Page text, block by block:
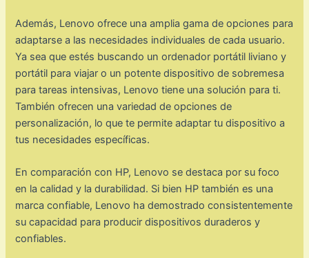
Además, Lenovo ofrece una amplia gama de opciones para
adaptarse a las necesidades individuales de cada usuario.
Ya sea que estés buscando un ordenador portátil liviano y
portátil para viajar o un potente dispositivo de sobremesa
para tareas intensivas, Lenovo tiene una solución para ti.
También ofrecen una variedad de opciones de
personalización, lo que te permite adaptar tu dispositivo a
tus necesidades específicas.
En comparación con HP, Lenovo se destaca por su foco
en la calidad y la durabilidad. Si bien HP también es una
marca confiable, Lenovo ha demostrado consistentemente
su capacidad para producir dispositivos duraderos y
confiables.